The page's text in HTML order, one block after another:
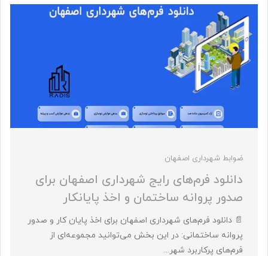
ضوابط شهرداری اصفهان
دانلود فرم‌های رایج شهرداری اصفهان برای
صدور پروانه ساختمان و اخذ پایانکار
📄 دانلود فرم‌های شهرداری اصفهان برای اخذ پایان کار و صدور
پروانه ساختمانی: در این بخش می‌توانید مجموعه‌ای از
فرم‌های پرکاربرد شهر...